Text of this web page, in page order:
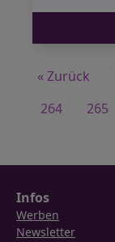
« Zurück
264
265
Infos
Werben
Newsletter